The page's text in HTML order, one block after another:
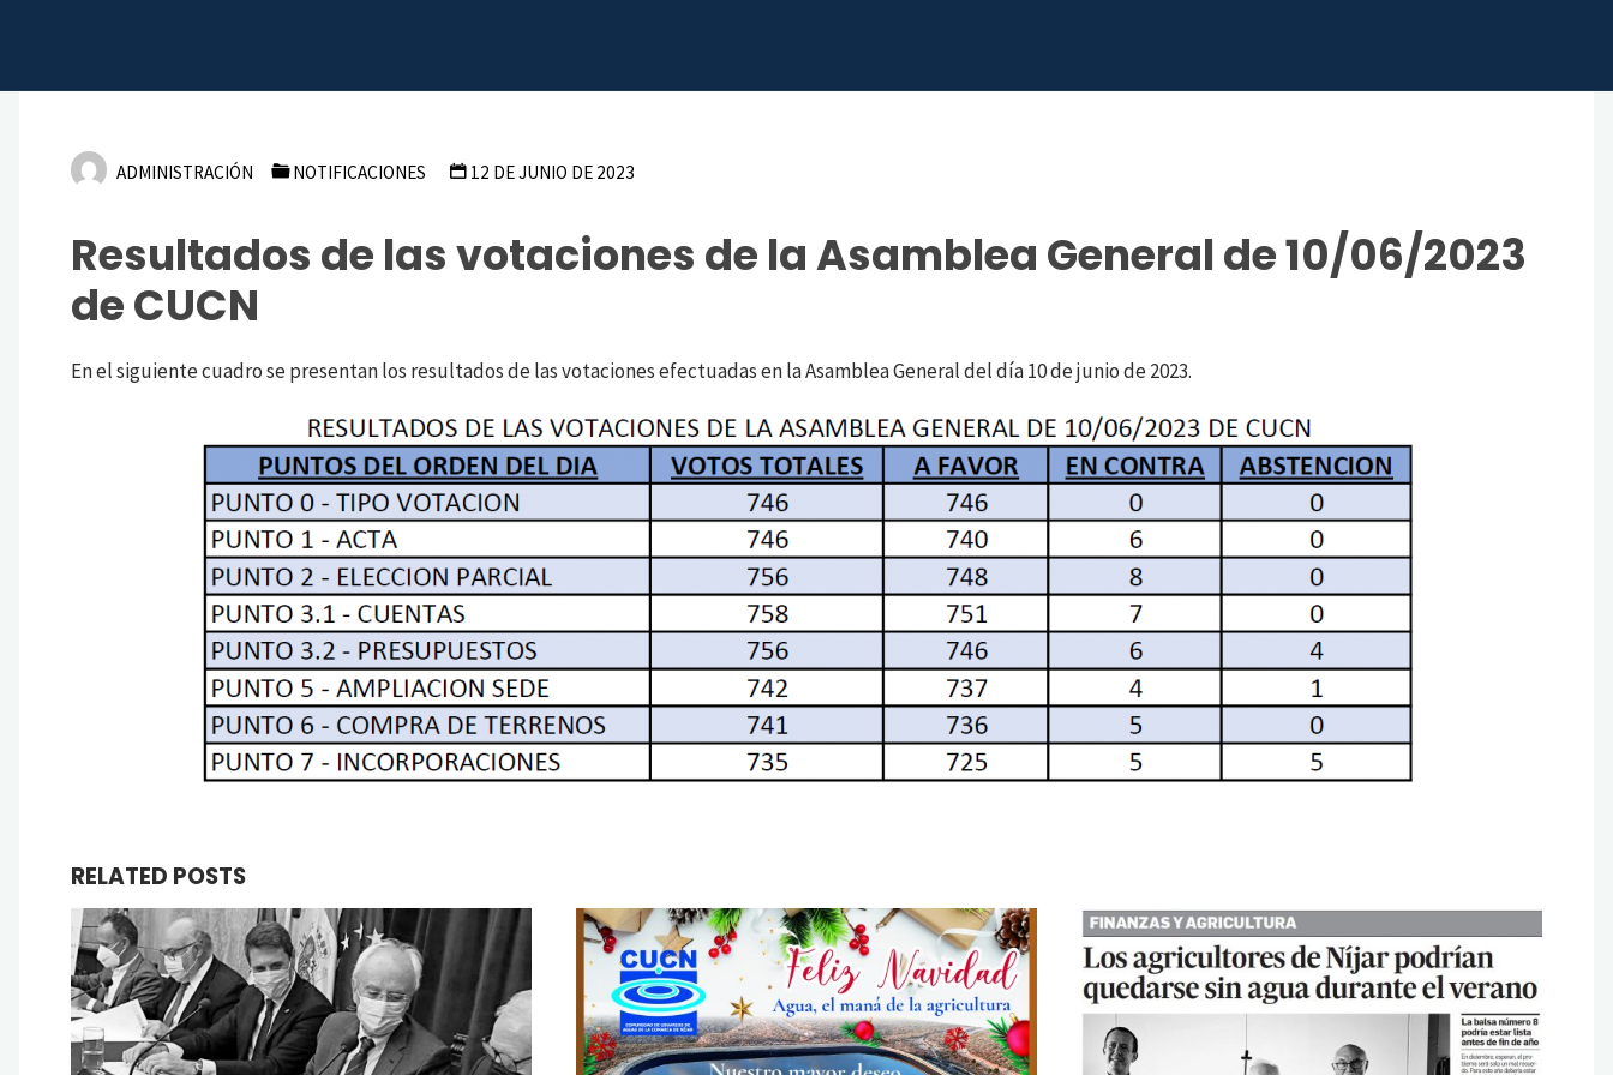
content
ADMINISTRACIÓN NOTIFICACIONES 12 DE JUNIO DE 2023
Resultados de las votaciones de la Asamblea General de 10/06/2023
de CUCN
En el siguiente cuadro se presentan los resultados de las votaciones efectuadas en la Asamblea General del día 10 de junio de 2023.
RELATED POSTS